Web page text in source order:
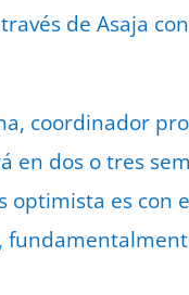
de Asaja
coordinador
en dos o tres
es con